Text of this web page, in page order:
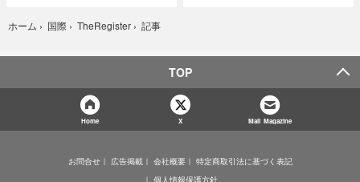
ホーム › 国際 › TheRegister › 記事
TOP
Home X Mail Magazine
お問合せ 広告掲載 会社概要
特定商取引法に基づく表記
個人情報保護方針